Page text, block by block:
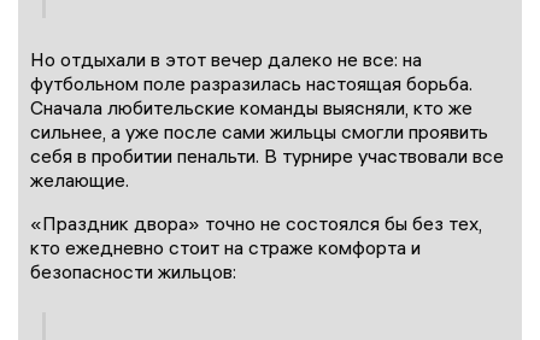
Но отдыхали в этот вечер далеко не все: на
футбольном поле разразилась настоящая борьба.
Сначала любительские команды выясняли, кто же
сильнее, а уже после сами жильцы смогли проявить
себя в пробитии пенальти. В турнире участвовали все
желающие.
«Праздник двора» точно не состоялся бы без тех,
кто ежедневно стоит на страже комфорта и
безопасности жильцов: